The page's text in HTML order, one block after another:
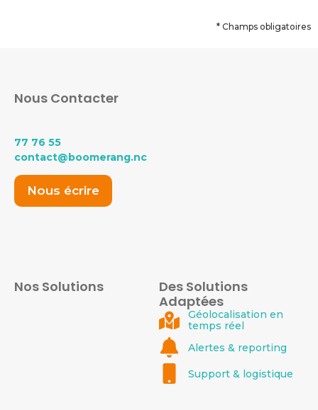
* Champs obligatoires
Des Solutions
Adaptées
Géolocalisation en
temps réel
Alertes & reporting
Support & logistique
Nos Solutions
Nous Contacter
77 76 55
contact@boomerang.nc
Nous écrire